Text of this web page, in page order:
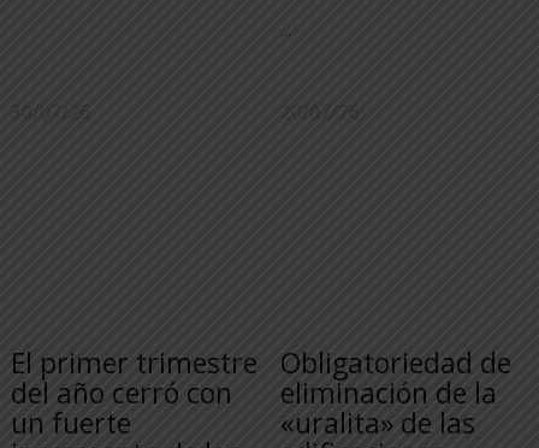
...
30/07/26
El primer trimestre
del año cerró con
un fuerte
20/07/26
Obligatoriedad de
eliminación de la
«uralita» de las